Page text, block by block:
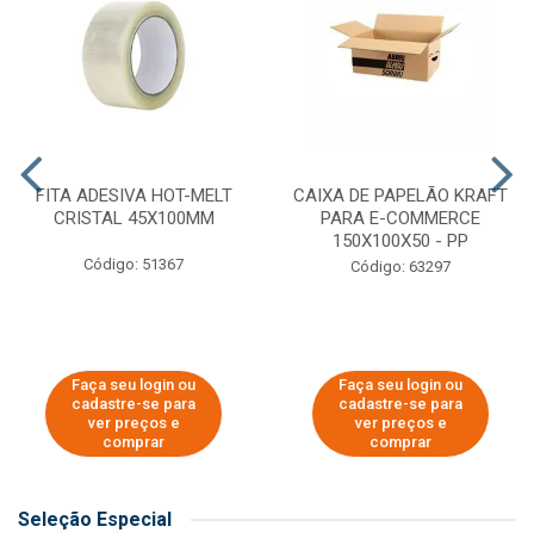
FITA ADESIVA HOT-MELT
CRISTAL 45X100MM
Código: 51367
Faça seu login ou
cadastre-se para
ver preços e
comprar
CAIXA DE PAPELÃO KRAFT
PARA E-COMMERCE
150X100X50 - PP
Código: 63297
Faça seu login ou
cadastre-se para
ver preços e
comprar
Seleção Especial